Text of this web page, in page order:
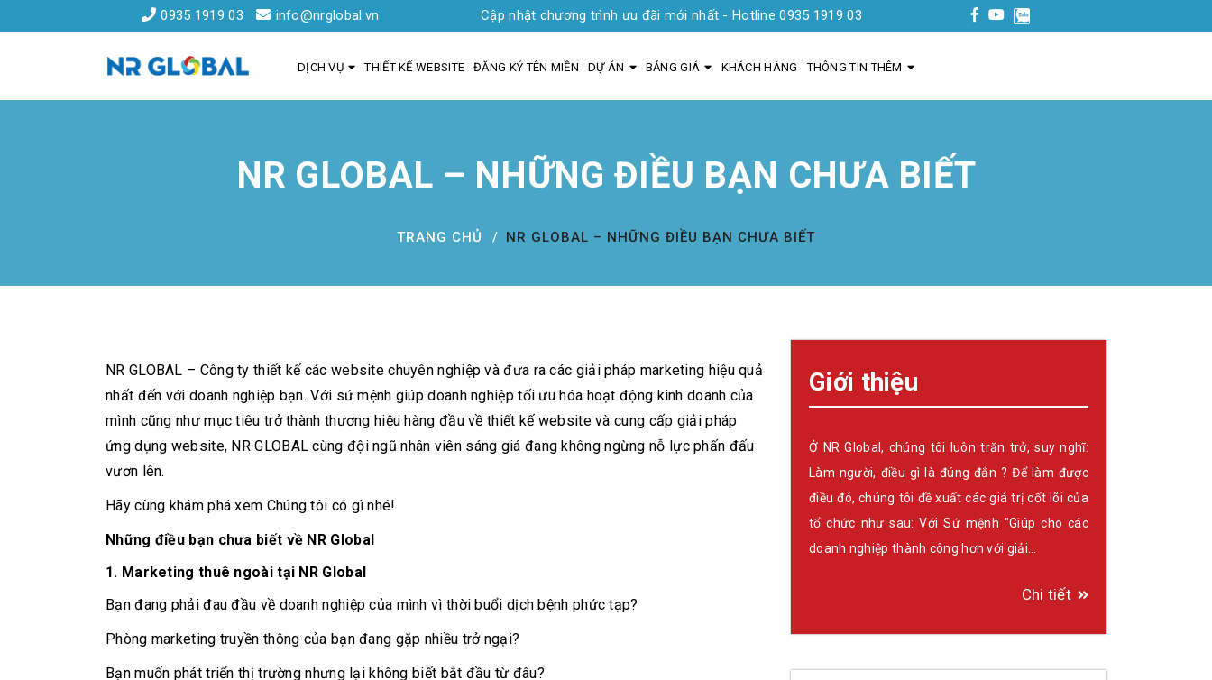
0935 1919 03 info@nrglobal.vn Cập nhật chương trình ưu đãi mới nhất - Hotline 0935 1919 03
DỊCH VỤ THIẾT KẾ WEBSITE ĐĂNG KÝ TÊN MIỀN DỰ ÁN BẢNG GIÁ KHÁCH HÀNG THÔNG TIN THÊM
NR GLOBAL – NHỮNG ĐIỀU BẠN CHƯA BIẾT
TRANG CHỦ NR GLOBAL – NHỮNG ĐIỀU BẠN CHƯA BIẾT
NR GLOBAL – Công ty thiết kế các website chuyên nghiệp và đưa ra các giải pháp marketing hiệu quả
nhất đến với doanh nghiệp bạn. Với sứ mệnh giúp doanh nghiệp tối ưu hóa hoạt động kinh doanh của
mình cũng như mục tiêu trở thành thương hiệu hàng đầu về thiết kế website và cung cấp giải pháp
ứng dụng website, NR GLOBAL cùng đội ngũ nhân viên sáng giá đang không ngừng nỗ lực phấn đấu
vươn lên.
Hãy cùng khám phá xem Chúng tôi có gì nhé!
Những điều bạn chưa biết về NR Global
1. Marketing thuê ngoài tại NR Global
Bạn đang phải đau đầu về doanh nghiệp của mình vì thời buổi dịch bệnh phức tạp?
Phòng marketing truyền thông của bạn đang gặp nhiều trở ngại?
Bạn muốn phát triển thị trường nhưng lại không biết bắt đầu từ đâu?
Giới thiệu
Ở NR Global, chúng tôi luôn trăn trở, suy nghĩ:
Làm người, điều gì là đúng đắn ? Để làm được
điều đó, chúng tôi đề xuất các giá trị cốt lõi của
tổ chức như sau: Với Sứ mệnh "Giúp cho các
doanh nghiệp thành công hơn với giải…
Chi tiết